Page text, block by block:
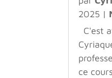
2025 |
C'est
ce